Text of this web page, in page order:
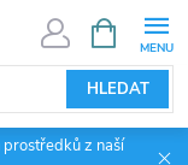
HLEDAT
NÁKUPNÍ
KOŠÍK
z naší